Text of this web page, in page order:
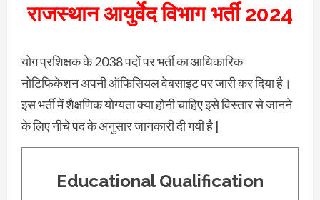
राजस्थान आयुर्वेद विभाग भर्ती 2024
योग प्रशिक्षक के 2038 पदों पर भर्ती का आधिकारिक
नोटिफिकेशन अपनी ऑफिसियल वेबसाइट पर जारी कर दिया है।
इस भर्ती में शैक्षणिक योग्यता क्या होनी चाहिए इसे विस्तार से जानने
के लिए नीचे पद के अनुसार जानकारी दी गयी है |
Educational Qualification